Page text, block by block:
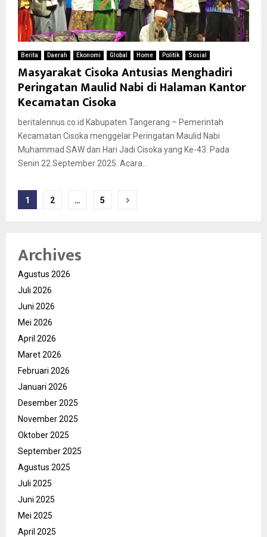
Berita Daerah Ekonomi Global Home Politik Sosial
Masyarakat Cisoka Antusias Menghadiri
Peringatan Maulid Nabi di Halaman Kantor
Kecamatan Cisoka
beritalennus.co.id Kabupaten Tangerang – Pemerintah
Kecamatan Cisoka menggelar Peringatan Maulid Nabi
Muhammad SAW dan Hari Jadi Cisoka yang Ke-43. Pada
Senin 22 September 2025. Acara...
Paginasi
1 2 … 5
Archives
Agustus 2026
Juli 2026
Juni 2026
Mei 2026
April 2026
Maret 2026
Februari 2026
Januari 2026
Desember 2025
November 2025
Oktober 2025
September 2025
Agustus 2025
Juli 2025
Juni 2025
Mei 2025
April 2025